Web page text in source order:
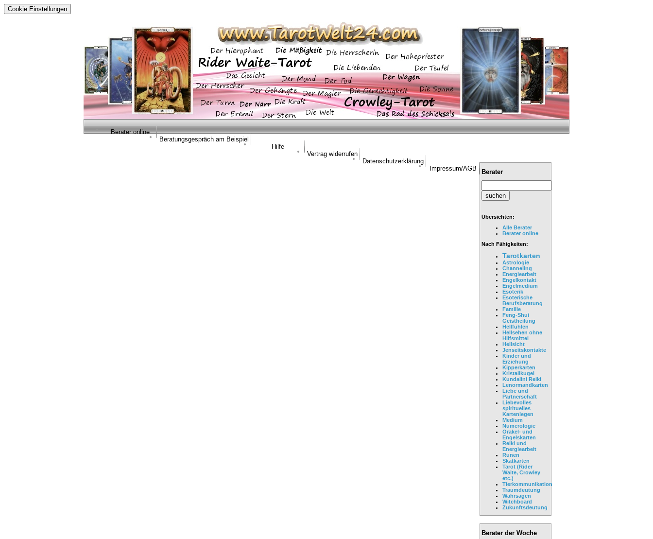
Cookie Einstellungen
Berater online
Beratungsgespräch am Beispiel
Hilfe
Vertrag widerrufen
Datenschutzerklärung
Impressum/AGB
Berater
Übersichten:
Alle Berater
Berater online
Nach Fähigkeiten:
Tarotkarten
Astrologie
Channeling
Energiearbeit
Engelkontakt
Engelmedium
Esoterik
Esoterische
Berufsberatung
Familie
Feng-Shui
Geistheilung
Hellfühlen
Hellsehen ohne
Hilfsmittel
Hellsicht
Jenseitskontakte
Kinder und
Erziehung
Kipperkarten
Kristallkugel
Kundalini Reiki
Lenormandkarten
Liebe und
Partnerschaft
Liebevolles
spirituelles
Kartenlegen
Medium
Numerologie
Orakel- und
Engelskarten
Reiki und
Energiearbeit
Runen
Skatkarten
Tarot (Rider
Waite, Crowley
etc.)
Tierkommunikation
Traumdeutung
Wahrsagen
Witchboard
Zukunftsdeutung
Berater der Woche